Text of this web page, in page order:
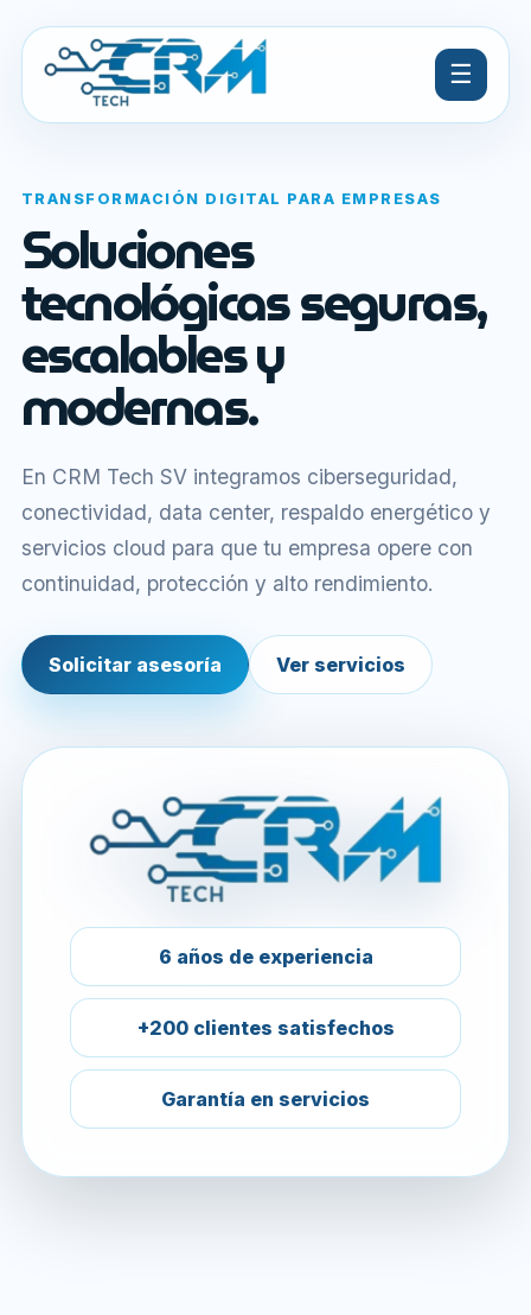
☰
TRANSFORMACIÓN DIGITAL PARA EMPRESAS
Soluciones
tecnológicas seguras,
escalables y
modernas.
En CRM Tech SV integramos ciberseguridad,
conectividad, data center, respaldo energético y
servicios cloud para que tu empresa opere con
continuidad, protección y alto rendimiento.
Solicitar asesoría Ver servicios
6 años de experiencia
+200 clientes satisfechos
Garantía en servicios